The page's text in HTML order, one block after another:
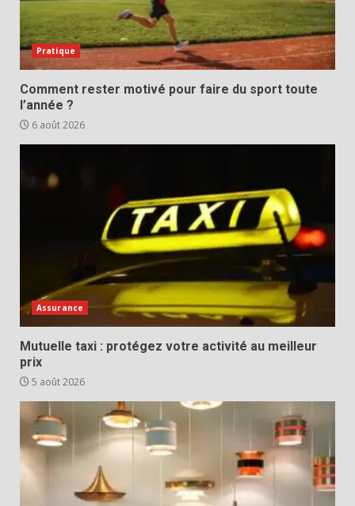
Pratique
Comment rester motivé pour faire du sport toute
l’année ?
6 août 2026
Assurance
Mutuelle taxi : protégez votre activité au meilleur
prix
5 août 2026